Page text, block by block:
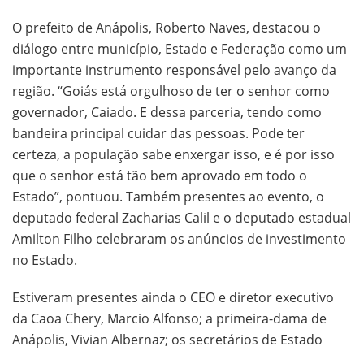
O prefeito de Anápolis, Roberto Naves, destacou o
diálogo entre município, Estado e Federação como um
importante instrumento responsável pelo avanço da
região. “Goiás está orgulhoso de ter o senhor como
governador, Caiado. E dessa parceria, tendo como
bandeira principal cuidar das pessoas. Pode ter
certeza, a população sabe enxergar isso, e é por isso
que o senhor está tão bem aprovado em todo o
Estado”, pontuou. Também presentes ao evento, o
deputado federal Zacharias Calil e o deputado estadual
Amilton Filho celebraram os anúncios de investimento
no Estado.
Estiveram presentes ainda o CEO e diretor executivo
da Caoa Chery, Marcio Alfonso; a primeira-dama de
Anápolis, Vivian Albernaz; os secretários de Estado